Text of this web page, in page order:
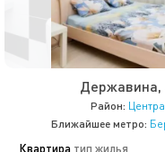
Державина,
Район:
Ближайшее метро:
Квартира тип жилья